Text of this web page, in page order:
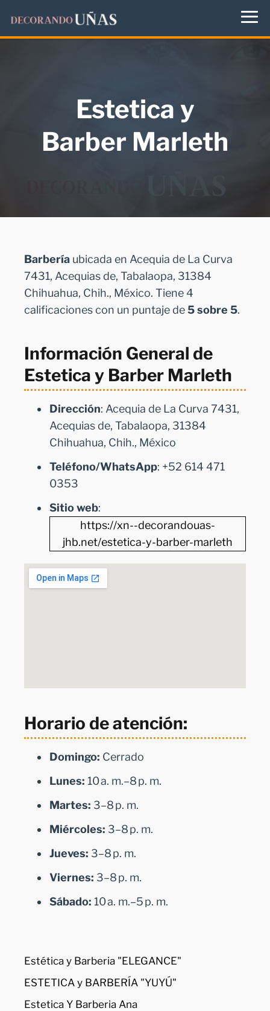
Estetica y
Barber Marleth
Barbería ubicada en Acequia de La Curva
7431, Acequias de, Tabalaopa, 31384
Chihuahua, Chih., México. Tiene 4
calificaciones con un puntaje de5 sobre 5.
Información General de
Estetica y Barber Marleth
Dirección: Acequia de La Curva 7431,
Acequias de, Tabalaopa, 31384
Chihuahua, Chih., México
Teléfono/WhatsApp: +52 614 471
0353
Sitio web:
https://xn--decorandouas-
jhb.net/estetica-y-barber-marleth
Horario de atención:
Domingo: Cerrado
Lunes: 10 a. m.–8 p. m.
Martes: 3–8 p. m.
Miércoles: 3–8 p. m.
Jueves: 3–8 p. m.
Viernes: 3–8 p. m.
Sábado: 10 a. m.–5 p. m.
Estética y Barberia "ELEGANCE"
ESTETICA y BARBERÍA "YUYÚ"
Estetica Y Barberia Ana